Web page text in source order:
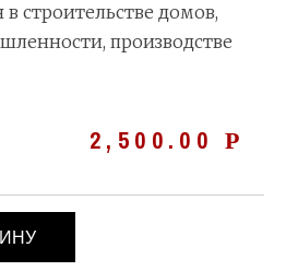
строительстве домов,
производстве
2,500.00 Р